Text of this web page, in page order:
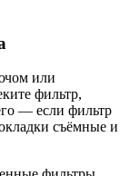
или
фильтр,
— если фильтр
съёмные и